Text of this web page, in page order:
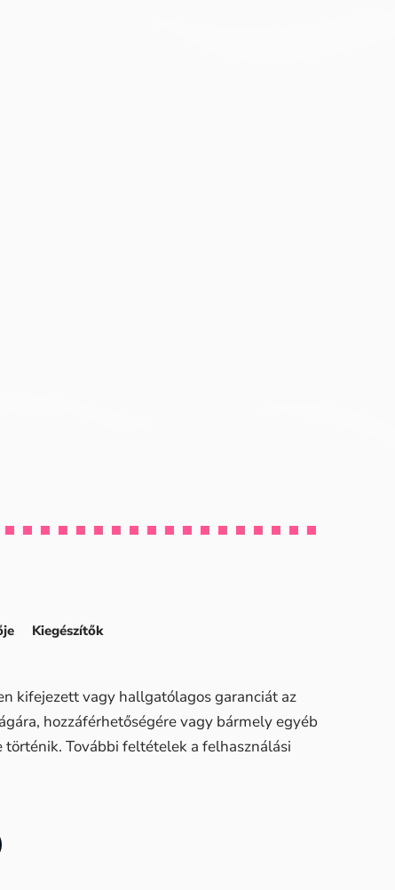
Kiegészítők
kifejezett vagy hallgatólagos garanciát az
hozzáférhetőségére vagy bármely egyéb
További feltételek a felhasználási